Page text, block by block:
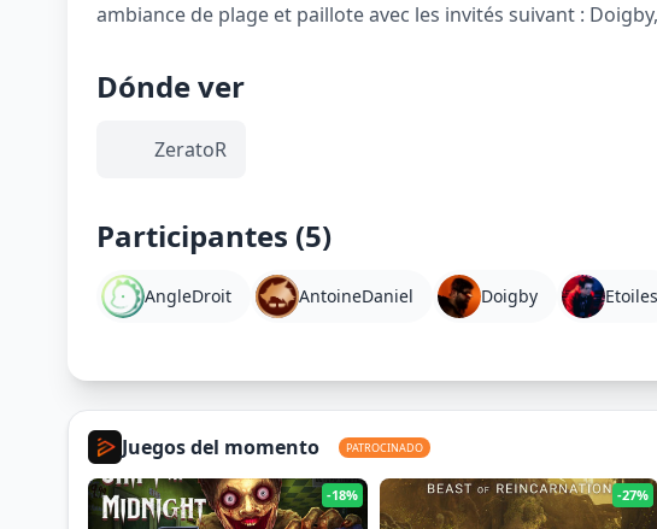
ambiance de plage et paillote avec les invités suivant :
Dónde ver
ZeratoR
Participantes (5)
AngleDroit AntoineDaniel Doigby Etoiles
Juegos del momento PATROCINADO
-18% -27%